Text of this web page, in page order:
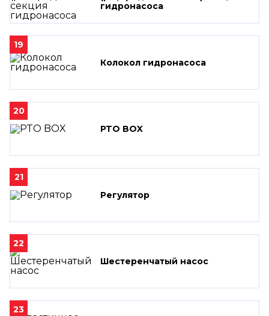
гидронасоса
19
Колокол гидронасоса
20
PTO BOX
21
Регулятор
22
Шестеренчатый насос
23